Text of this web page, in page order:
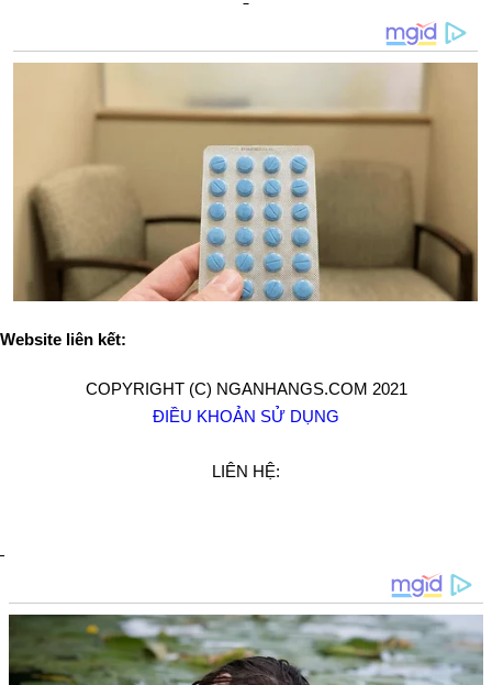
Website liên kết:
COPYRIGHT (C) NGANHANGS.COM 2021
ĐIỀU KHOẢN SỬ DỤNG
LIÊN HỆ: